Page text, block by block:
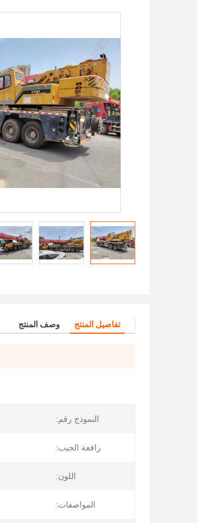
تفاصيل المنتج وصف المنتج
النموذج رقم:
رافعة الجيب:
اللون:
المواصفات: